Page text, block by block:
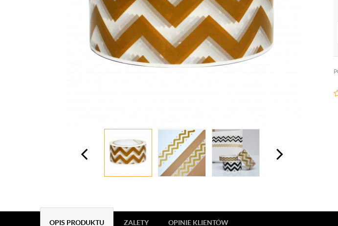
OPIS PRODUKTU ZALETY OPINIE KLIENTÓW